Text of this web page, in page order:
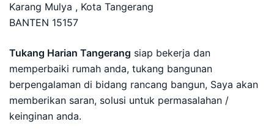
Karang Mulya , Kota Tangerang
BANTEN 15157
Tukang Harian Tangerang siap bekerja dan
memperbaiki rumah anda, tukang bangunan
berpengalaman di bidang rancang bangun, Saya akan
memberikan saran, solusi untuk permasalahan /
keinginan anda.